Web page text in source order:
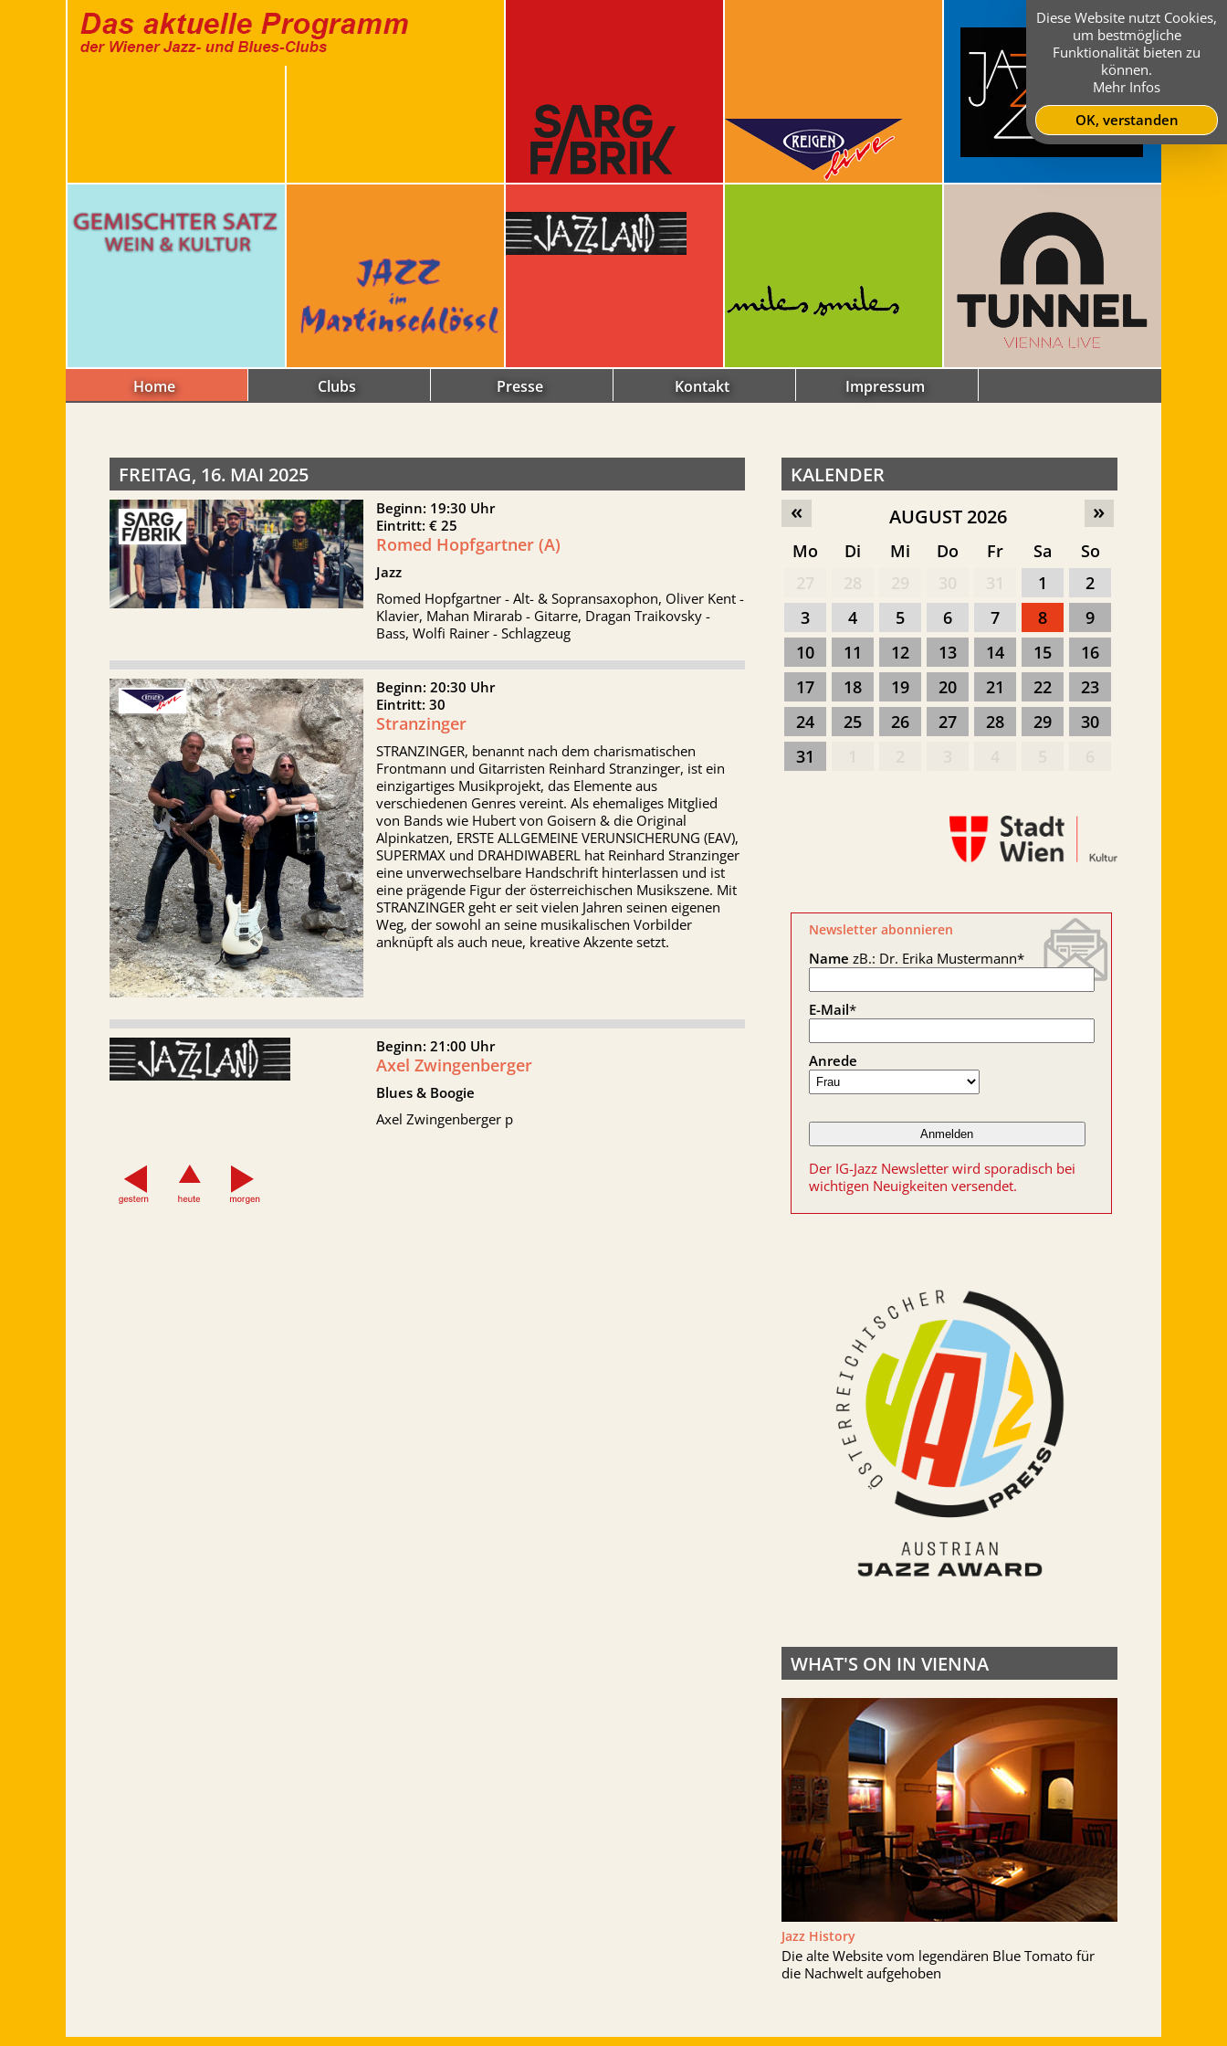
Home Clubs Presse Kontakt Impressum
FREITAG, 16. MAI 2025
Beginn: 19:30 Uhr
Eintritt: € 25
Romed Hopfgartner (A)
Jazz
Romed Hopfgartner - Alt- & Sopransaxophon, Oliver Kent -
Klavier, Mahan Mirarab - Gitarre, Dragan Traikovsky -
Bass, Wolfi Rainer - Schlagzeug
Beginn: 20:30 Uhr
Eintritt: 30
Stranzinger
STRANZINGER, benannt nach dem charismatischen
Frontmann und Gitarristen Reinhard Stranzinger, ist ein
einzigartiges Musikprojekt, das Elemente aus
verschiedenen Genres vereint. Als ehemaliges Mitglied
von Bands wie Hubert von Goisern & die Original
Alpinkatzen, ERSTE ALLGEMEINE VERUNSICHERUNG (EAV),
SUPERMAX und DRAHDIWABERL hat Reinhard Stranzinger
eine unverwechselbare Handschrift hinterlassen und ist
eine prägende Figur der österreichischen Musikszene. Mit
STRANZINGER geht er seit vielen Jahren seinen eigenen
Weg, der sowohl an seine musikalischen Vorbilder
anknüpft als auch neue, kreative Akzente setzt.
Beginn: 21:00 Uhr
Axel Zwingenberger
Blues & Boogie
Axel Zwingenberger p
KALENDER
»
« AUGUST 2026
Mo Di Mi Do Fr Sa
So
1
2
3
4 5 6 7 8
9
10
11 12 13 14 15
16
17
18 19 20 21 22
23
24
25 26 27 28 29
30
31
Newsletter abonnieren
Name zB.: Dr. Erika Mustermann*
E-Mail*
Anrede
Der IG-Jazz Newsletter wird sporadisch bei
wichtigen Neuigkeiten versendet.
WHAT'S ON IN VIENNA
Jazz History
Die alte Website vom legendären Blue Tomato für
die Nachwelt aufgehoben
Diese Website nutzt Cookies,
um bestmögliche
Funktionalität bieten zu
können.
Mehr Infos
OK, verstanden